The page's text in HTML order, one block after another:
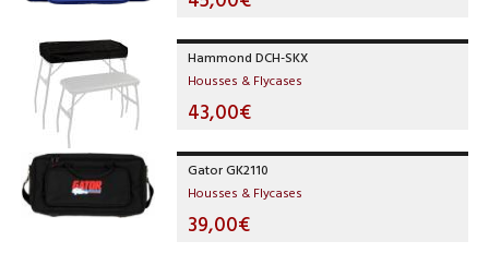
Hammond DCH-SKX
Housses & Flycases
43,00€
Gator GK2110
Housses & Flycases
39,00€